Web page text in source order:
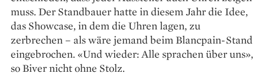
muss. Der Standbauer hatte in diesem Jahr die Idee,
das Showcase, in dem die Uhren lagen, zu
zerbrechen – als wäre jemand beim Blancpain-Stand
eingebrochen. «Und wieder: Alle sprachen über uns»,
so Biver nicht ohne Stolz.